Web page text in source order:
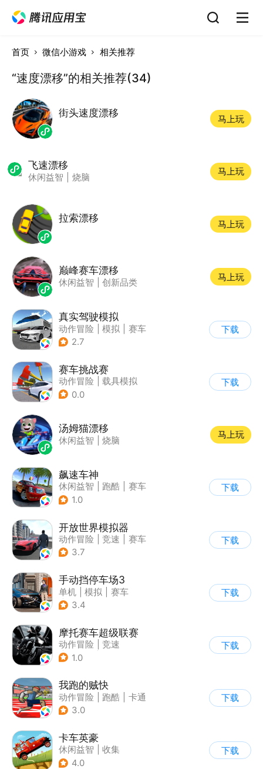
首页 微信小游戏 相关推荐
“速度漂移”的相关推荐(34)
街头速度漂移
马上玩
飞速漂移
休闲益智 烧脑
马上玩
拉索漂移
马上玩
巅峰赛车漂移
休闲益智 创新品类
马上玩
真实驾驶模拟
动作冒险 模拟
赛车
| 漂移
2.7
下载
赛车挑战赛
动作冒险
载具模拟
| 汽车
0.0
下载
汤姆猫漂移
休闲益智 烧脑
马上玩
飙速车神
休闲益智 跑酷
赛车
| 漂移
1.0
下载
开放世界模拟器
动作冒险 竞速
赛车
| 开放世界
3.7
下载
手动挡停车场3
单机 模拟
赛车
| 开放世界
3.4
下载
摩托赛车超级联赛
动作冒险
竞速
| 摩托车
1.0
下载
我跑的贼快
动作冒险 跑酷
卡通
3.0
下载
卡车英豪
休闲益智
收集
4.0
下载